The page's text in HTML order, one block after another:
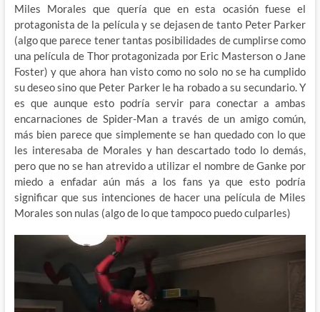
Miles Morales que quería que en esta ocasión fuese el
protagonista de la película y se dejasen de tanto Peter Parker
(algo que parece tener tantas posibilidades de cumplirse como
una película de Thor protagonizada por Eric Masterson o Jane
Foster) y que ahora han visto como no solo no se ha cumplido
su deseo sino que Peter Parker le ha robado a su secundario. Y
es que aunque esto podría servir para conectar a ambas
encarnaciones de Spider-Man a través de un amigo común,
más bien parece que simplemente se han quedado con lo que
les interesaba de Morales y han descartado todo lo demás,
pero que no se han atrevido a utilizar el nombre de Ganke por
miedo a enfadar aún más a los fans ya que esto podría
significar que sus intenciones de hacer una película de Miles
Morales son nulas (algo de lo que tampoco puedo culparles)